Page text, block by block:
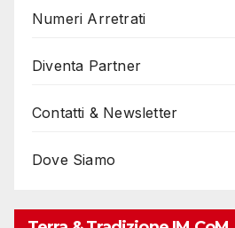
Numeri Arretrati
Diventa Partner
Contatti & Newsletter
Dove Siamo